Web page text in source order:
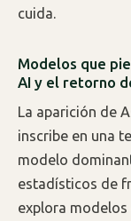
cuida.
Modelos que
AI y el retorno
La aparición de
inscribe en una
modelo
estadísticos de
explora